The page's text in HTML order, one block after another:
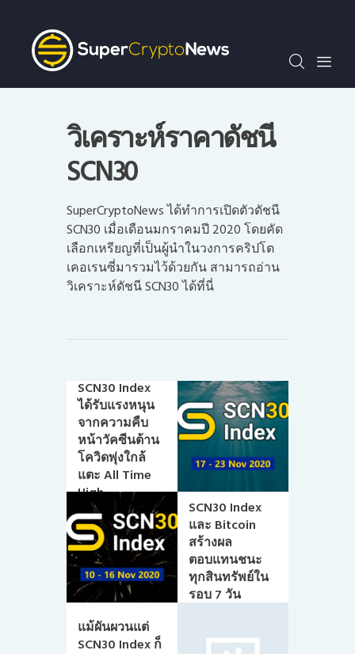
SCN30index
ข่าว
ถาม-ตอบ
ความรู้เบื้องต้น
วีดีโอ
ข่าวประชาสัมพันธ์
ไทย
วิเคราะห์ราคาดัชนี
SCN30
SuperCryptoNews ได้ทำการเปิดตัวดัชนี
SCN30 เมื่อเดือนมกราคมปี 2020 โดยคัด
เลือกเหรียญที่เป็นผู้นำในวงการคริปโต
เคอเรนซี่มารวมไว้ด้วยกัน สามารถอ่าน
วิเคราะห์ดัชนี SCN30 ได้ที่นี่
SCN30 Index
ได้รับแรงหนุน
จากความคืบ
หน้าวัคซีนต้าน
โควิดพุ่งใกล้
แตะ All Time
High
SCN30 Index
และ Bitcoin
สร้างผล
ตอบแทนชนะ
ทุกสินทรัพย์ใน
รอบ 7 วัน
แม้ผันผวนแต่
SCN30 Index ก็